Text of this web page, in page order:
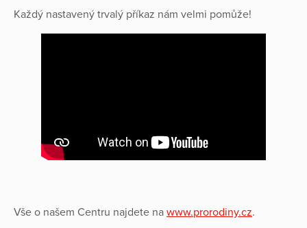
Každý nastavený trvalý příkaz nám velmi pomůže!
Vše o našem Centru najdete na www.prorodiny.cz.